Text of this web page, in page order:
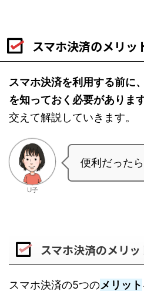
スマホ決済のメリッ
スマホ決済を利用する前に
を知っておく必要があります
交えて解説していきます。
U子
便利だった
スマホ決済のメリッ
スマホ決済の5つのメリット